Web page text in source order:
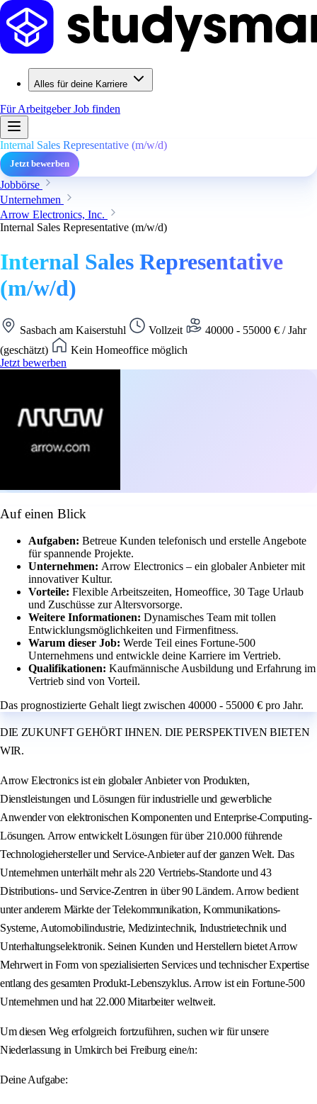
Alles für deine Karriere
Für ArbeitgeberJob finden
Internal Sales Representative (m/w/d)
Jetzt bewerben
Jobbörse
Unternehmen
Arrow Electronics, Inc.
Internal Sales Representative (m/w/d)
Internal Sales Representative
(m/w/d)
Sasbach am Kaiserstuhl Vollzeit
40000 - 55000 € / Jahr
(geschätzt)
Kein Homeoffice möglich
Jetzt bewerben
Auf einen Blick
Aufgaben: Betreue Kunden telefonisch und erstelle Angebote
für spannende Projekte.
Unternehmen: Arrow Electronics – ein globaler Anbieter mit
innovativer Kultur.
Vorteile: Flexible Arbeitszeiten, Homeoffice, 30 Tage Urlaub
und Zuschüsse zur Altersvorsorge.
Weitere Informationen: Dynamisches Team mit tollen
Entwicklungsmöglichkeiten und Firmenfitness.
Warum dieser Job: Werde Teil eines Fortune-500
Unternehmens und entwickle deine Karriere im Vertrieb.
Qualifikationen: Kaufmännische Ausbildung und Erfahrung im
Vertrieb sind von Vorteil.
Das prognostizierte Gehalt liegt zwischen 40000 - 55000 € pro Jahr.
DIE ZUKUNFT GEHÖRT IHNEN. DIE PERSPEKTIVEN BIETEN
WIR.
Arrow Electronics ist ein globaler Anbieter von Produkten,
Dienstleistungen und Lösungen für industrielle und gewerbliche
Anwender von elektronischen Komponenten und Enterprise-Computing-
Lösungen. Arrow entwickelt Lösungen für über 210.000 führende
Technologiehersteller und Service-Anbieter auf der ganzen Welt. Das
Unternehmen unterhält mehr als 220 Vertriebs-Standorte und 43
Distributions- und Service-Zentren in über 90 Ländern. Arrow bedient
unter anderem Märkte der Telekommunikation, Kommunikations-
Systeme, Automobilindustrie, Medizintechnik, Industrietechnik und
Unterhaltungselektronik. Seinen Kunden und Herstellern bietet Arrow
Mehrwert in Form von spezialisierten Services und technischer Expertise
entlang des gesamten Produkt-Lebenszyklus. Arrow ist ein Fortune-500
Unternehmen und hat 22.000 Mitarbeiter weltweit.
Um diesen Weg erfolgreich fortzuführen, suchen wir für unsere
Niederlassung in Umkirch bei Freiburg eine/n:
Deine Aufgabe: